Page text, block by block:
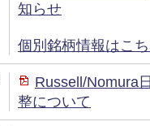
知らせ
個別銘柄情報はこ
Russell/Nomura
整について